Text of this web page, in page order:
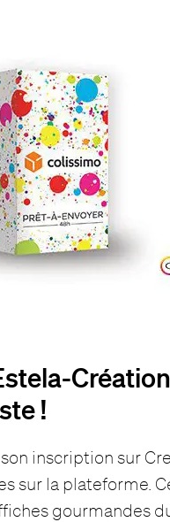
!
inscription sur
sur la plateforme.
gourmandes